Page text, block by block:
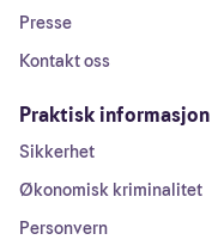
Presse
Kontakt oss
Praktisk informasjon
Sikkerhet
Økonomisk kriminalitet
Personvern